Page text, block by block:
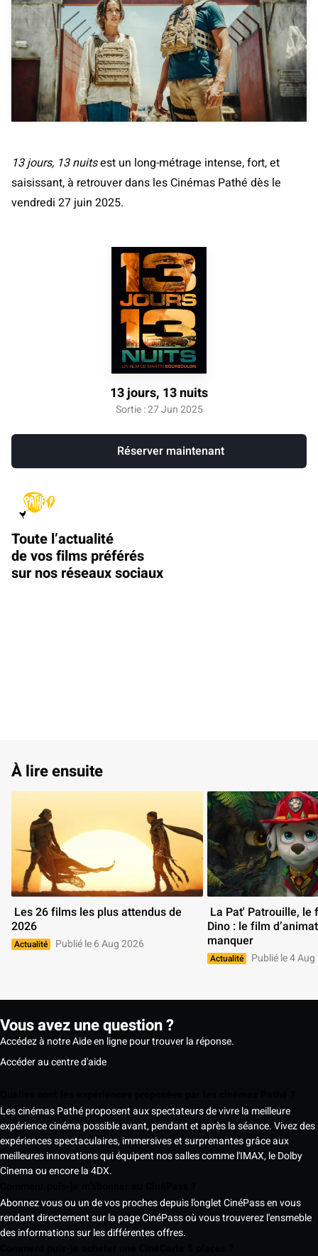
13 jours, 13 nuitsest un long-métrage intense, fort, et
saisissant, à retrouver dans les Cinémas Pathé dès le
vendredi 27 juin 2025.
13 jours, 13 nuits
Sortie : 27 Jun 2025
Réserver maintenant
Toute l’actualité
de vos films préférés
sur nos réseaux sociaux
À lire ensuite
2026
Actualité Publié le 6 Aug 2026
Dino : le film
manquer
Actualité Publié le 4
Vous avez une question ?
Accédez à notre Aide en ligne pour trouver la réponse.
Accéder au centre d'aide
Les cinémas Pathé proposent aux spectateurs de vivre la meilleure
expérience cinéma possible avant, pendant et après la séance. Vivez des
expériences spectaculaires, immersives et surprenantes grâce aux
meilleures innovations qui équipent nos salles comme l'IMAX, le Dolby
Cinema ou encore la 4DX.
Abonnez vous ou un de vos proches depuis l'onglet CinéPass en vous
rendant directement sur la page CinéPass où vous trouverez l'ensmeble
des informations sur les différentes offres.